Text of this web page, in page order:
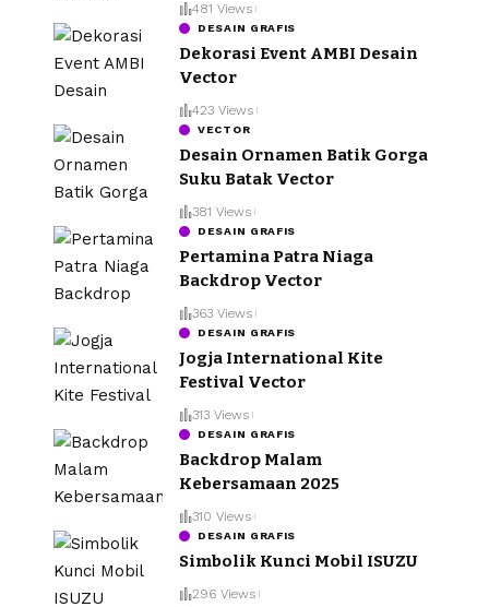
481 Views
DESAIN GRAFIS
Dekorasi Event AMBI Desain
Vector
423 Views
VECTOR
Desain Ornamen Batik Gorga
Suku Batak Vector
381 Views
DESAIN GRAFIS
Pertamina Patra Niaga
Backdrop Vector
363 Views
DESAIN GRAFIS
Jogja International Kite
Festival Vector
313 Views
DESAIN GRAFIS
Backdrop Malam
Kebersamaan 2025
310 Views
DESAIN GRAFIS
Simbolik Kunci Mobil ISUZU
296 Views